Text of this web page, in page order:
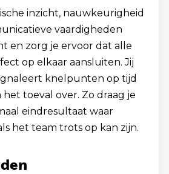
inzicht, nauwkeurigheid
vaardigheden
en zorg je ervoor dat alle
op elkaar aansluiten. Jij
knelpunten op tijd
het toeval over. Zo draag je
eindresultaat waar
het team trots op kan zijn.